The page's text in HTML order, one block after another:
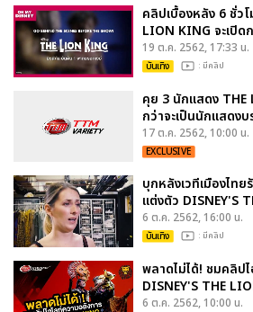
คลิปเบื้องหลัง 6 ชั่ว
LION KING จะเปิด
19 ต.ค. 2562, 17:33 น.
บันเทิง : มีคลิป
คุย 3 นักแสดง
กว่าจะเป็นนักแสดงบ
17 ต.ค. 2562, 10:00 น.
EXCLUSIVE
บุกหลังเวทีเมืองไท
แต่งตัว DISNEY'S
6 ต.ค. 2562, 16:00 น.
บันเทิง : มีคลิป
พลาดไม่ได้! ชมคลิป
DISNEY'S THE
6 ต.ค. 2562, 10:00 น.